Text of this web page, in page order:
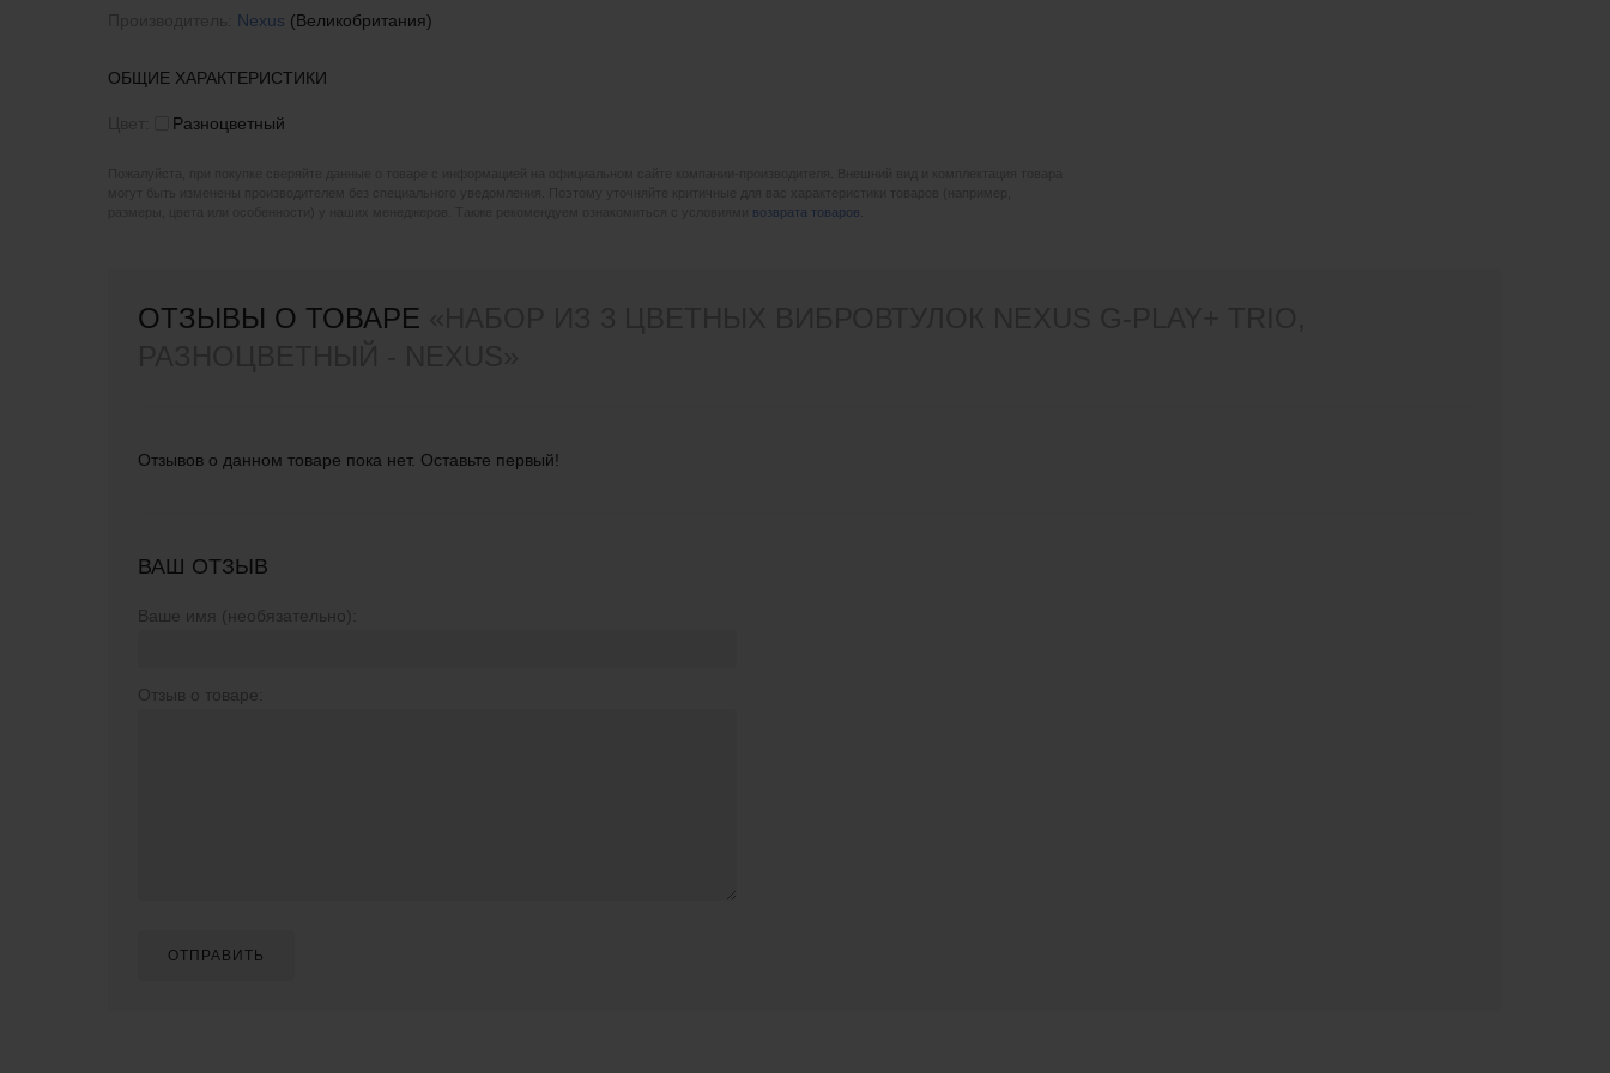
Nexus (Великобритания)
ОБЩИЕ ХАРАКТЕРИСТИКИ
Разноцветный
возврата товаров
ОТЗЫВЫ О ТОВАРЕ
Отзывов о данном товаре пока нет. Оставьте первый!
ВАШ ОТЗЫВ
Ваше имя (необязательно):
Отзыв о товаре:
ОТПРАВИТЬ